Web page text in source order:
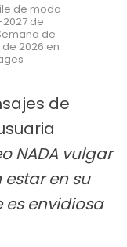
de moda
de
de
2026 en
de
NADA vulgar
estar en su
es envidiosa